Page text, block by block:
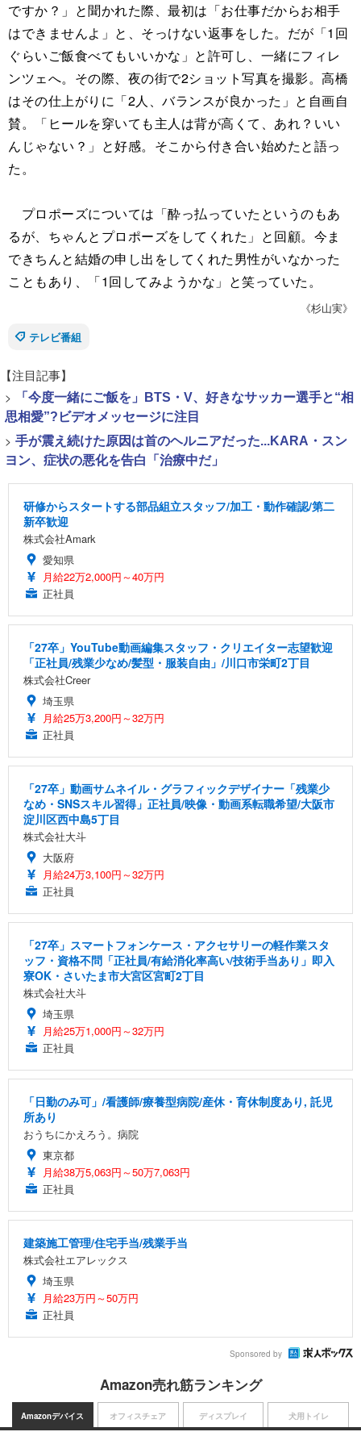
ですか？」と聞かれた際、最初は「お仕事だからお相手
はできませんよ」と、そっけない返事をした。だが「1回
ぐらいご飯食べてもいいかな」と許可し、一緒にフィレ
ンツェへ。その際、夜の街で2ショット写真を撮影。高橋
はその仕上がりに「2人、バランスが良かった」と自画自
賛。「ヒールを穿いても主人は背が高くて、あれ？いい
んじゃない？」と好感。そこから付き合い始めたと語っ
た。
プロポーズについては「酔っ払っていたというのもあ
るが、ちゃんとプロポーズをしてくれた」と回顧。今ま
できちんと結婚の申し出をしてくれた男性がいなかった
こともあり、「1回してみようかな」と笑っていた。
《杉山実》
テレビ番組
【注目記事】
>
「今度一緒にご飯を」BTS・V、好きなサッカー選手と“相
思相愛”?ビデオメッセージに注目
> 手が震え続けた原因は首のヘルニアだった...KARA・スン
ヨン、症状の悪化を告白「治療中だ」
研修からスタートする部品組立スタッフ/加工・動作確認/第二
新卒歓迎
株式会社Amark
愛知県
月給22万2,000円～40万円
正社員
「27卒」YouTube動画編集スタッフ・クリエイター志望歓迎
「正社員/残業少なめ/髪型・服装自由」/川口市栄町2丁目
株式会社Creer
埼玉県
月給25万3,200円～32万円
正社員
「27卒」動画サムネイル・グラフィックデザイナー「残業少
なめ・SNSスキル習得」正社員/映像・動画系転職希望/大阪市
淀川区西中島5丁目
株式会社大斗
大阪府
月給24万3,100円～32万円
正社員
「27卒」スマートフォンケース・アクセサリーの軽作業スタ
ッフ・資格不問「正社員/有給消化率高い/技術手当あり」即入
寮OK・さいたま市大宮区宮町2丁目
株式会社大斗
埼玉県
月給25万1,000円～32万円
正社員
「日勤のみ可」/看護師/療養型病院/産休・育休制度あり, 託児
所あり
おうちにかえろう。病院
東京都
月給38万5,063円～50万7,063円
正社員
建築施工管理/住宅手当/残業手当
株式会社エアレックス
埼玉県
月給23万円～50万円
正社員
Sponsored by
Amazon売れ筋ランキング
Amazonデバイス オフィスチェア ディスプレイ 犬用トイレ